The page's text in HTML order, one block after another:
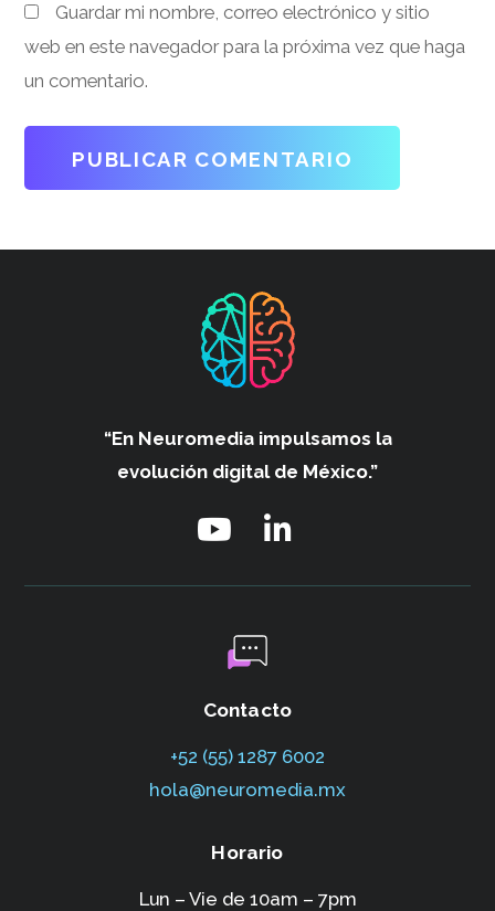
Guardar mi nombre, correo electrónico y sitio
web en este navegador para la próxima vez que haga
un comentario.
“En Neuromedia impulsamos la
evolución digital de México.”
Contacto
+52 (55) 1287 6002‬
hola@neuromedia.mx
Horario
Lun – Vie de 10am – 7pm